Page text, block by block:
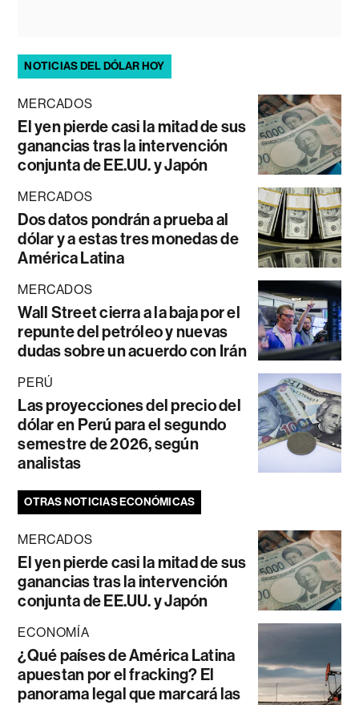
NOTICIAS DEL DÓLAR HOY
MERCADOS
El yen pierde casi la mitad de sus
ganancias tras la intervención
conjunta de EE.UU. y Japón
MERCADOS
Dos datos pondrán a prueba al
dólar y a estas tres monedas de
América Latina
MERCADOS
Wall Street cierra a la baja por el
repunte del petróleo y nuevas
dudas sobre un acuerdo con Irán
PERÚ
Las proyecciones del precio del
dólar en Perú para el segundo
semestre de 2026, según
analistas
OTRAS NOTICIAS ECONÓMICAS
MERCADOS
El yen pierde casi la mitad de sus
ganancias tras la intervención
conjunta de EE.UU. y Japón
ECONOMÍA
¿Qué países de América Latina
apuestan por el fracking? El
panorama legal que marcará las